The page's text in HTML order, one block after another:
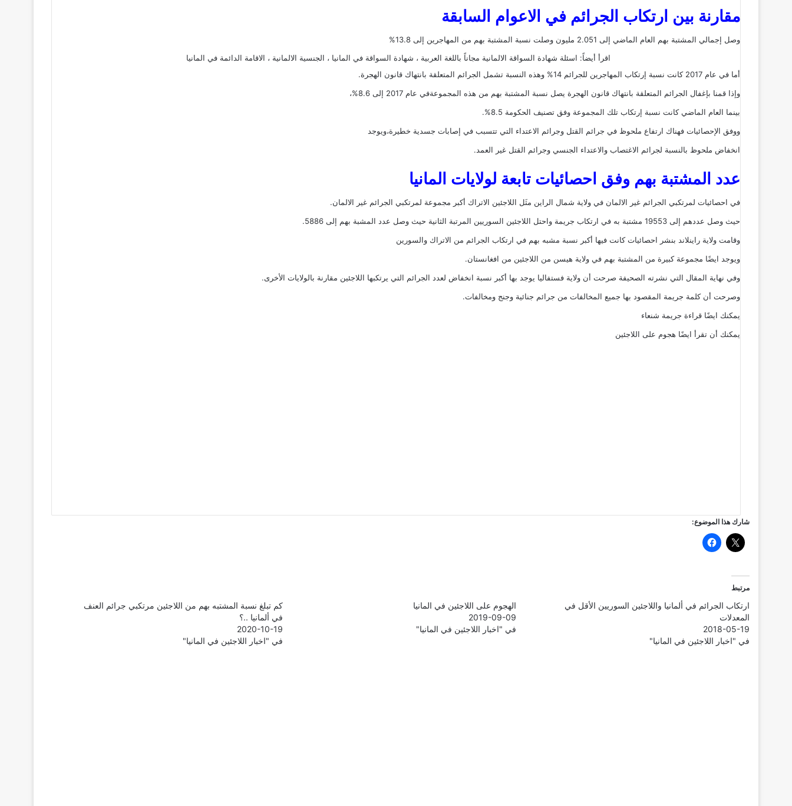
مقارنة بين ارتكاب الجرائم في الاعوام السابقة
وصل إجمالي المشتبة بهم العام الماضي إلى 2.051 مليون وصلت نسبة المشتبة بهم من المهاجرين إلى 13.8%
اقرأ أيضاً: اسئلة شهادة السواقة الالمانية مجاناً باللغة العربية ، شهادة السواقة في المانيا ، الجنسية الالمانية ، الاقامة الدائمة في المانيا
أما في عام 2017 كانت نسبة إرتكاب المهاجرين للجرائم 14% وهذه النسبة تشمل الجرائم المتعلقة بانتهاك قانون الهجرة.
وإذا قمنا بإغفال الجرائم المتعلقة بانتهاك قانون الهجرة يصل نسبة المشتبة بهم من هذه المجموعةفي عام 2017 إلى 8.6%،
بينما العام الماضي كانت نسبة إرتكاب تلك المجموعة وفق تصنيف الحكومة 8.5%.
ووفق الإحصائيات فهناك ارتفاع ملحوظ في جرائم القتل وجرائم الاعتداء التي تتسبب في إصابات جسدية خطيرة،ويوجد
انخفاض ملحوظ بالنسبة لجرائم الاغتصاب والاعتداء الجنسي وجرائم القتل غير العمد.
عدد المشتبة بهم وفق احصائيات تابعة لولايات المانيا
في احصائيات لمرتكبي الجرائم غير الالمان في ولاية شمال الراين مثَل اللاجئين الاتراك أكبر مجموعة لمرتكبي الجرائم غير الالمان.
حيث وصل عددهم إلى 19553 مشتبة به في ارتكاب جريمة واحتل اللاجئين السوريين المرتبة الثانية حيث وصل عدد المشبة بهم إلى 5886.
وقامت ولاية راينلاند بنشر احصائيات كانت فيها أكبر نسبة مشبه بهم في ارتكاب الجرائم من الاتراك والسورين
ويوجد ايضًا مجموعة كبيرة من المشتبة بهم في ولاية هيسن من اللاجئين من افغانستان.
وفي نهاية المقال التي نشرته الصحيفة صرحت أن ولاية فستفاليا يوجد بها أكبر نسبة انخفاض لعدد الجرائم التي يرتكبها اللاجئين مقارنة بالولايات الأخرى.
وصرحت أن كلمة جريمة المقصود بها جميع المخالفات من جرائم جنائية وجنج ومخالفات.
يمكنك ايضًا قراءة جريمة شنعاء
يمكنك أن تقرأ ايضًا هجوم على اللاجئين
شارك هذا الموضوع:
مرتبط
ارتكاب الجرائم في ألمانيا واللاجئين السوريين الأقل في
المعدلات
2018-05-19
في "اخبار اللاجئين في المانيا"
الهجوم على اللاجئين في المانيا
2019-09-09
في "اخبار اللاجئين في المانيا"
كم تبلغ نسبة المشتبه بهم من اللاجئين مرتكبي جرائم العنف
في ألمانيا ..؟
2020-10-19
في "اخبار اللاجئين في المانيا"